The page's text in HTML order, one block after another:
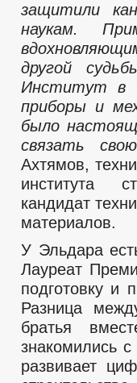
защитили
наукам.
другой
Институт в
приборы и
было
связать
Ахтямов,
института
кандидат
материалов.
У Эльдара
Лауреат
подготовку и
Разница
братья
знакомились
развивает